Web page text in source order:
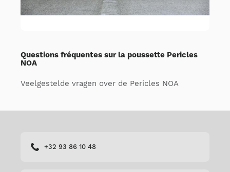
Questions fréquentes sur la poussette Pericles
NOA
Veelgestelde vragen over de Pericles NOA
+32 93 86 10 48